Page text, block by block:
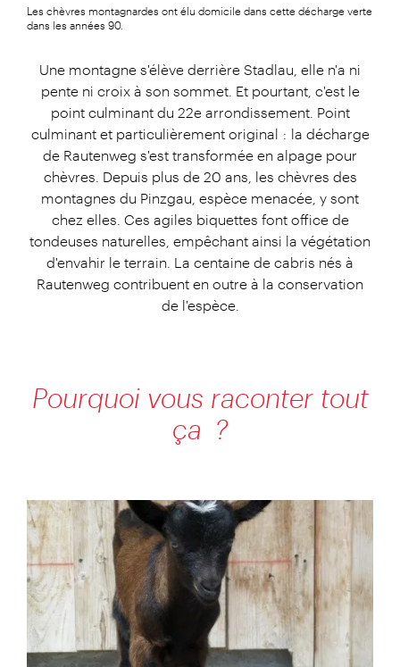
Les chèvres montagnardes ont élu domicile dans cette décharge verte
dans les années 90.
Une montagne s'élève derrière Stadlau, elle n'a ni
pente ni croix à son sommet. Et pourtant, c'est le
point culminant du 22e arrondissement. Point
culminant et particulièrement original : la décharge
de Rautenweg s'est transformée en alpage pour
chèvres. Depuis plus de 20 ans, les chèvres des
montagnes du Pinzgau, espèce menacée, y sont
chez elles. Ces agiles biquettes font office de
tondeuses naturelles, empêchant ainsi la végétation
d'envahir le terrain. La centaine de cabris nés à
Rautenweg contribuent en outre à la conservation
de l'espèce.
Pourquoi vous raconter tout
ça ?